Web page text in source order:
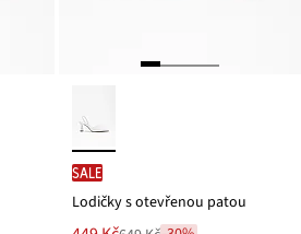
SALE
Lodičky s otevřenou patou